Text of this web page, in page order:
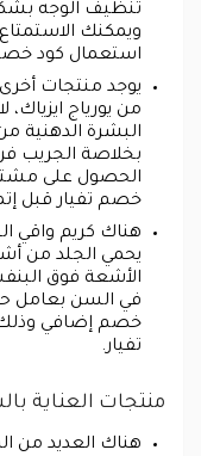
تنظيف الوجه
استعمال كود
يوجد منتجات
من يورياج
البشرة الدهنية
بخلاصة الجريب
الحصول على
خصم تفيار قبل
هناك كريم واقي
يحمي الجلد من
الأشعة فوق
خصم إضافي
تفيار.
منتجات العناية
هناك العديد من